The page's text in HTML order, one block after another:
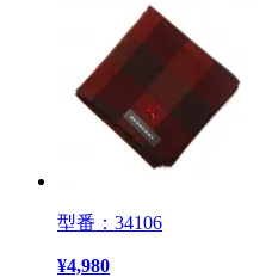
型番：34106
¥4,980